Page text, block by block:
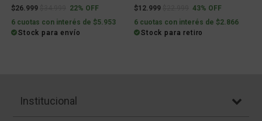
$26.999 Price reduced from
to22% OFF
6 cuotas con interés de $5.953
Stock para envío
$12.999 Price reduced from
to43% OFF
6 cuotas con interés de $2.866
Stock para retiro
Institucional